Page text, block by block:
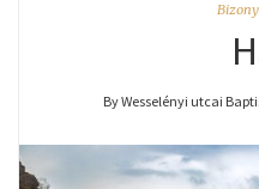
By Wesselényi utcai